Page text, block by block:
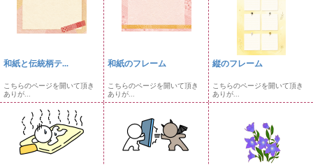
和紙と伝統柄テ...
こちらのページを開いて頂き
ありが...
和紙のフレーム
こちらのページを開いて頂き
ありが...
縦のフレーム
こちらのページを開いて頂き
ありが...